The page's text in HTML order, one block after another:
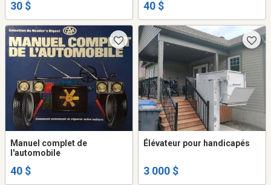
30 $ 40 $
Manuel complet de
l'automobile
40 $
Élévateur pour handicapés
3 000 $